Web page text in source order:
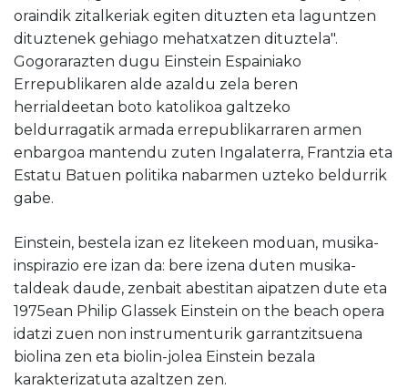
oraindik zitalkeriak egiten dituzten eta laguntzen
dituztenek gehiago mehatxatzen dituztela".
Gogorarazten dugu Einstein Espainiako
Errepublikaren alde azaldu zela beren
herrialdeetan boto katolikoa galtzeko
beldurragatik armada errepublikarraren armen
enbargoa mantendu zuten Ingalaterra, Frantzia eta
Estatu Batuen politika nabarmen uzteko beldurrik
gabe.
Einstein, bestela izan ez litekeen moduan, musika-
inspirazio ere izan da: bere izena duten musika-
taldeak daude, zenbait abestitan aipatzen dute eta
1975ean Philip Glassek Einstein on the beach opera
idatzi zuen non instrumenturik garrantzitsuena
biolina zen eta biolin-jolea Einstein bezala
karakterizatuta azaltzen zen.